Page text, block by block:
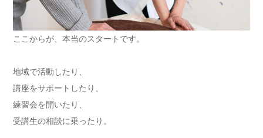
ここからが、本当のスタートです。
地域で活動したり、
講座をサポートしたり、
練習会を開いたり、
受講生の相談に乗ったり。